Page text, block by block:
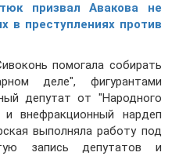
призвал Авакова не
в преступлениях против
помогала собирать
деле", фигурантами
депутат от "Народного
внефракционный нардеп
выполняла работу под
запись депутатов и